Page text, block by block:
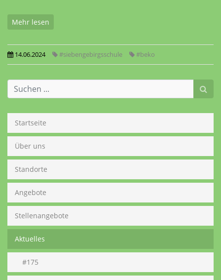
Startseite
Über uns
Standorte
Angebote
Stellenangebote
Aktuelles
#175
Mehr lesen
14.06.2024 #siebengebirgsschule #beko